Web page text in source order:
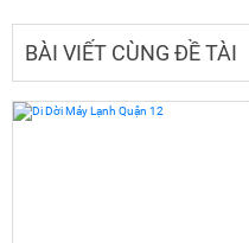
BÀI VIẾT CÙNG ĐỀ TÀI